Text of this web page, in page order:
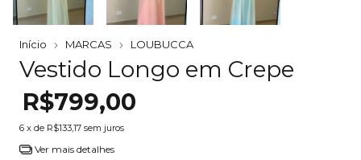
Início MARCAS LOUBUCCA
Vestido Longo em Crepe
R$799,00
6 x de R$133,17 sem juros
Ver mais detalhes